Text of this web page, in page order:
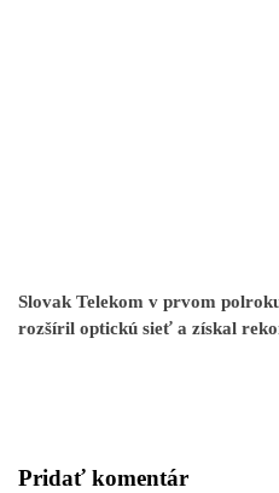
Slovak Telekom v prvom
rozšíril optickú sieť a získal
Pridať komentár